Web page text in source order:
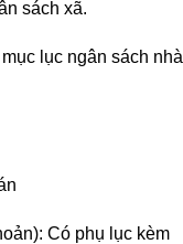
sách xã.
lục ngân sách nhà
Có phụ lục kèm